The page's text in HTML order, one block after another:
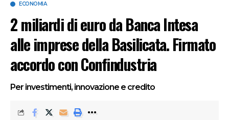
ECONOMIA
2 miliardi di euro da Banca Intesa
alle imprese della Basilicata. Firmato
accordo con Confindustria
Per investimenti, innovazione e credito